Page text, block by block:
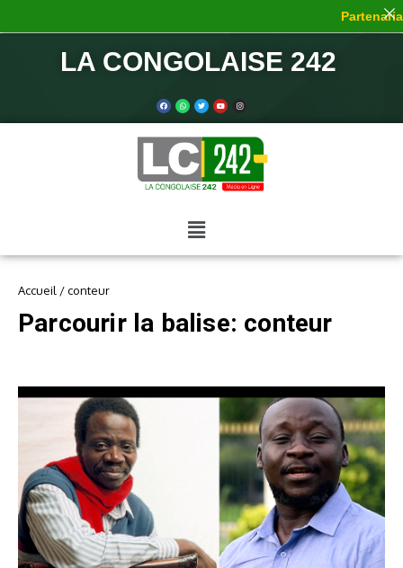
LA CONGOLAISE 242
Accueil /conteur
Parcourir la balise: conteur